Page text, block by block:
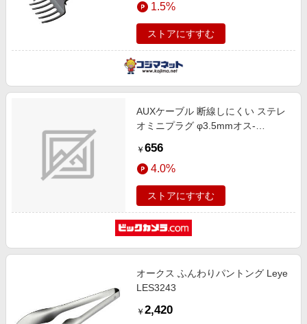
1.5%
ストアにすすむ
AUXケーブル 断線しにくい ステレ
オミニプラグ φ3.5mmオス-
ブラック AX-35MS05BK
￥ 656
4.0%
ストアにすすむ
オークス ふんわりパントング Leye
LES3243
￥ 2,420